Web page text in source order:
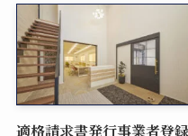
適格請求書発行事業者登録